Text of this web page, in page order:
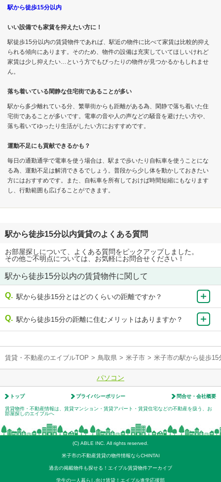
駅から徒歩15分以内
いい設備でも家賃を抑えたい方に！
駅徒歩15分以内の賃貸物件であれば、駅近の物件に比べて家賃は比較的抑え
られる傾向にあります。そのため、物件の設備は充実していてほしいけれど
家賃は少し抑えたい…という方でもぴったりの物件が見つかるかもしれませ
ん。
落ち着いている閑静な住宅街であることが多い
駅から多少離れている分、繁華街からも距離がある為、閑静で落ち着いた住
宅街であることが多いです。電車の音や人の声などの騒音を避けたい方や、
落ち着いてゆったり生活がしたい方におすすめです。
運動不足にも貢献できるかも？
毎日の通勤通学で電車を使う場合は、駅まで歩いたり自転車を使うことにな
る為、運動不足は解消できるでしょう。普段から少し体を動かしておきたい
方にはおすすめです。また、自転車を所有しておけば時間短縮にもなります
し、行動範囲も広げることができます。
駅から徒歩15分以内賃貸のよくある質問
お部屋探しについて、よくある質問をピックアップしました。
その他ご不明点については、お気軽にお問合せください！
駅から徒歩15分以内の賃貸物件に関して
駅から徒歩15分とはどのくらいの距離ですか？
駅から徒歩15分の距離に住むメリットはありますか？
賃貸・不動産のエイブルTOP > 鳥取県 > 米子市 > 米子市の駅から徒歩
パソコン
トップ プライバシーポリシー 問合せ・会社概要
賃貸物件・不動産情報は、賃貸マンション・賃貸アパート・賃貸住宅などの不動産を扱う、お
部屋探しのエイブルへ
(C) ABLE INC. All rights reserved.
米子市の不動産賃貸の物件情報ならCHINTAI
過去の掲載物件も探せる！エイブル賃貸物件アーカイブ
学生の一人暮らし向け賃貸！エイブル進学応援部